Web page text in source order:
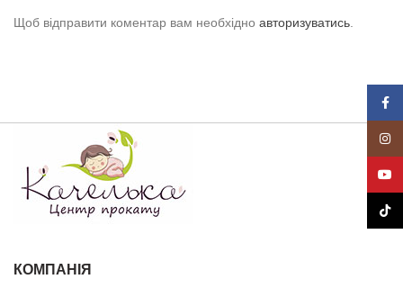
Щоб відправити коментар вам необхідно авторизуватись.
КОМПАНІЯ